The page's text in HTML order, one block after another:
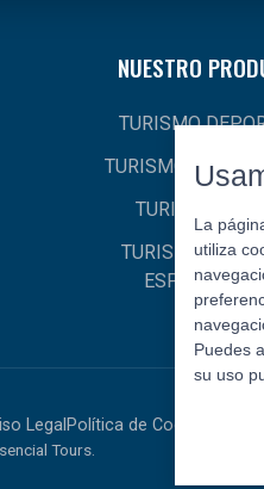
NUESTRO
TURISMO
TURISMO
TURISMO
TURISMO
Legal Política de Cookies
Tours.
La
utiliza
Puedes
su uso